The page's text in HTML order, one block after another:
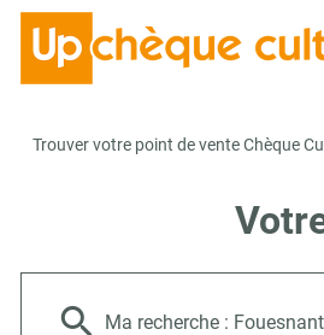
Trouver votre point de vente Chèque
Ma recherche : Fouesnant